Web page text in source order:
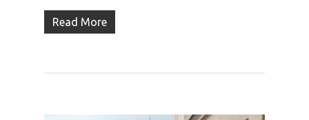
Read More